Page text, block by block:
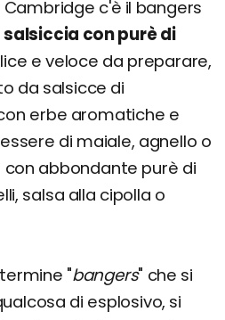
c'è il bangers
salsiccia con purè di
e veloce da preparare,
da salsicce di
erbe aromatiche e
di maiale, agnello o
con abbondante purè di
salsa alla cipolla o
"bangers" che si
di esplosivo, si